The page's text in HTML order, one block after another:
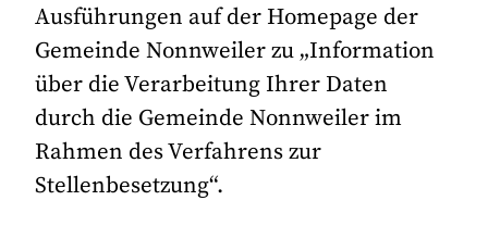
Ausführungen auf der Homepage der
Gemeinde Nonnweiler zu „Information
über die Verarbeitung Ihrer Daten
durch die Gemeinde Nonnweiler im
Rahmen des Verfahrens zur
Stellenbesetzung“.